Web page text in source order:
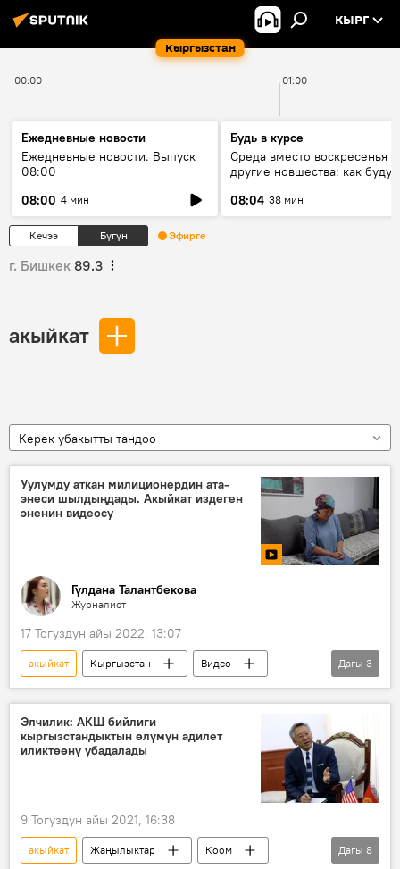
Кыргызстан
КЫРГ
00:00 01:00
Ежедневные новости
Ежедневные новости. Выпуск
08:00
08:00 4 мин
Будь в курсе
Среда вместо воскресенья и
другие новшества: как будут
08:04 38 мин
Кечээ Бүгүн Эфирге
г. Бишкек 89.3
акыйкат
Керек убакытты тандоо
Уулумду аткан милиционердин ата-
энеси шылдыңдады. Акыйкат издеген
эненин видеосу
Гүлдана Талантбекова
Журналист
17 Тогуздун айы 2022, 13:07
акыйкат Кыргызстан
Видео
сот
милиция
айыпталуучу
эне
Дагы 3
Элчилик: АКШ бийлиги
кыргызстандыктын өлүмүн адилет
иликтөөнү убадалады
9 Тогуздун айы 2021, 16:38
акыйкат Жаңылыктар
Коом
Дагы 8